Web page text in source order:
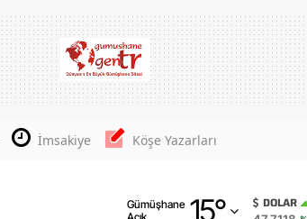
İmsakiye Köşe Yazarları
Gümüşhane 15°
Adana
Adıyaman
Amasya DOLAR